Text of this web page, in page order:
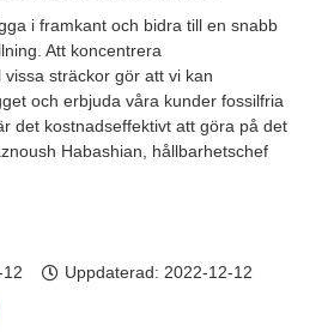
i framkant och bidra till en snabb
Att koncentrera
sträckor gör att vi kan
och erbjuda våra kunder fossilfria
det kostnadseffektivt att göra på det
Habashian, hållbarhetschef
Uppdaterad: 2022-12-12